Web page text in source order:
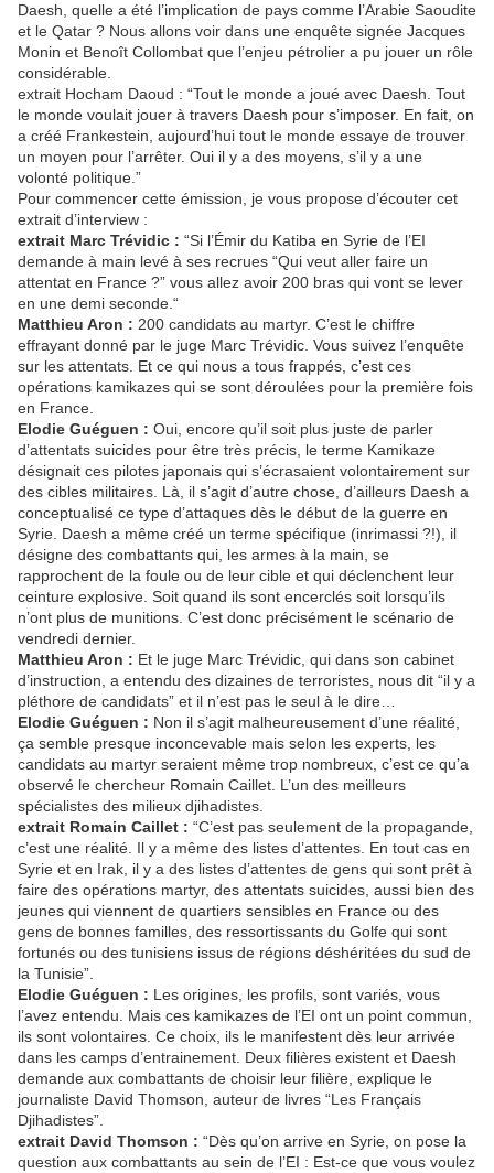
Daesh, quelle a été l’implication de pays comme l’Arabie Saoudite
et le Qatar ? Nous allons voir dans une enquête signée Jacques
Monin et Benoît Collombat que l’enjeu pétrolier a pu jouer un rôle
considérable.
extrait Hocham Daoud : “Tout le monde a joué avec Daesh. Tout
le monde voulait jouer à travers Daesh pour s’imposer. En fait, on
a créé Frankestein, aujourd’hui tout le monde essaye de trouver
un moyen pour l’arrêter. Oui il y a des moyens, s’il y a une
volonté politique.”
Pour commencer cette émission, je vous propose d’écouter cet
extrait d’interview :
extrait Marc Trévidic : “Si l’Émir du Katiba en Syrie de l’EI
demande à main levé à ses recrues “Qui veut aller faire un
attentat en France ?” vous allez avoir 200 bras qui vont se lever
en une demi seconde.“
Matthieu Aron : 200 candidats au martyr. C’est le chiffre
effrayant donné par le juge Marc Trévidic. Vous suivez l’enquête
sur les attentats. Et ce qui nous a tous frappés, c’est ces
opérations kamikazes qui se sont déroulées pour la première fois
en France.
Elodie Guéguen : Oui, encore qu’il soit plus juste de parler
d’attentats suicides pour être très précis, le terme Kamikaze
désignait ces pilotes japonais qui s’écrasaient volontairement sur
des cibles militaires. Là, il s’agit d’autre chose, d’ailleurs Daesh a
conceptualisé ce type d’attaques dès le début de la guerre en
Syrie. Daesh a même créé un terme spécifique (inrimassi ?!), il
désigne des combattants qui, les armes à la main, se
rapprochent de la foule ou de leur cible et qui déclenchent leur
ceinture explosive. Soit quand ils sont encerclés soit lorsqu’ils
n’ont plus de munitions. C’est donc précisément le scénario de
vendredi dernier.
Matthieu Aron : Et le juge Marc Trévidic, qui dans son cabinet
d’instruction, a entendu des dizaines de terroristes, nous dit “il y a
pléthore de candidats” et il n’est pas le seul à le dire…
Elodie Guéguen : Non il s’agit malheureusement d’une réalité,
ça semble presque inconcevable mais selon les experts, les
candidats au martyr seraient même trop nombreux, c’est ce qu’a
observé le chercheur Romain Caillet. L’un des meilleurs
spécialistes des milieux djihadistes.
extrait Romain Caillet : “C’est pas seulement de la propagande,
c’est une réalité. Il y a même des listes d’attentes. En tout cas en
Syrie et en Irak, il y a des listes d’attentes de gens qui sont prêt à
faire des opérations martyr, des attentats suicides, aussi bien des
jeunes qui viennent de quartiers sensibles en France ou des
gens de bonnes familles, des ressortissants du Golfe qui sont
fortunés ou des tunisiens issus de régions déshéritées du sud de
la Tunisie”.
Elodie Guéguen : Les origines, les profils, sont variés, vous
l’avez entendu. Mais ces kamikazes de l’EI ont un point commun,
ils sont volontaires. Ce choix, ils le manifestent dès leur arrivée
dans les camps d’entrainement. Deux filières existent et Daesh
demande aux combattants de choisir leur filière, explique le
journaliste David Thomson, auteur de livres “Les Français
Djihadistes”.
extrait David Thomson : “Dès qu’on arrive en Syrie, on pose la
question aux combattants au sein de l’EI : Est-ce que vous voulez